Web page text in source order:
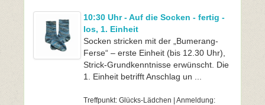
10:30 Uhr - Auf die Socken - fertig -
los, 1. Einheit
Socken stricken mit der „Bumerang-
Ferse“ – erste Einheit (bis 12.30 Uhr),
Strick-Grundkenntnisse erwünscht. Die
1. Einheit betrifft Anschlag un ...
Treffpunkt: Glücks-Lädchen | Anmeldung: